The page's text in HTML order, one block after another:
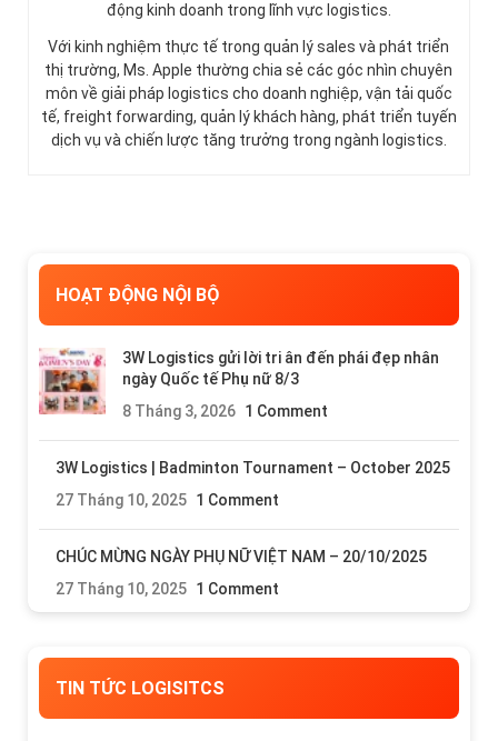
động kinh doanh trong lĩnh vực logistics.
Với kinh nghiệm thực tế trong quản lý sales và phát triển
thị trường, Ms. Apple thường chia sẻ các góc nhìn chuyên
môn về giải pháp logistics cho doanh nghiệp, vận tải quốc
tế, freight forwarding, quản lý khách hàng, phát triển tuyến
dịch vụ và chiến lược tăng trưởng trong ngành logistics.
HOẠT ĐỘNG NỘI BỘ
3W Logistics gửi lời tri ân đến phái đẹp nhân
ngày Quốc tế Phụ nữ 8/3
8 Tháng 3, 2026 1 Comment
3W Logistics | Badminton Tournament – October 2025
27 Tháng 10, 2025 1 Comment
CHÚC MỪNG NGÀY PHỤ NỮ VIỆT NAM – 20/10/2025
27 Tháng 10, 2025 1 Comment
TIN TỨC LOGISITCS